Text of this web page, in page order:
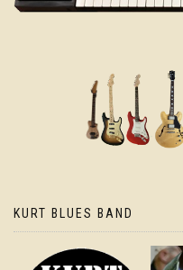
KURT BLUES BAND